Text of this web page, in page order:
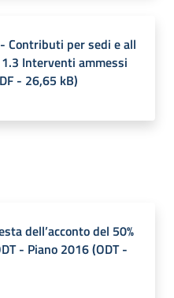
Contributi per sedi e all
Interventi ammessi
- 26,65 kB)
dell’acconto del 50%
- Piano 2016(ODT-